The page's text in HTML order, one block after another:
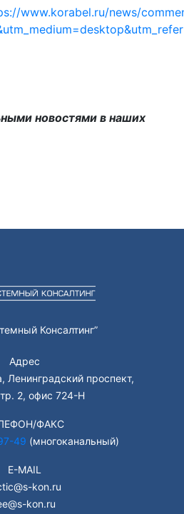
www.korabel.ru/news/
новостями в наших
Консалтинг”
Адрес
Ленинградский проспект,
2, офис 724-Н
ФАКС
49 (многоканальный)
E-MAIL
kon.ru
kon.ru